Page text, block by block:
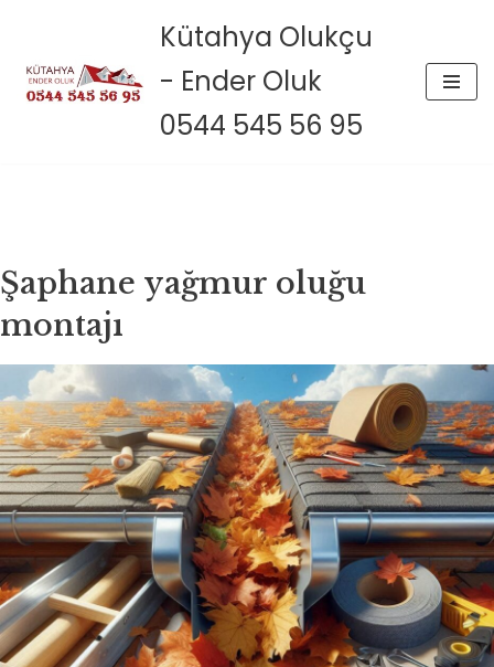
İçeriğe
geç
Kütahya Olukçu
- Ender Oluk
0544 545 56 95
Şaphane yağmur oluğu
montajı